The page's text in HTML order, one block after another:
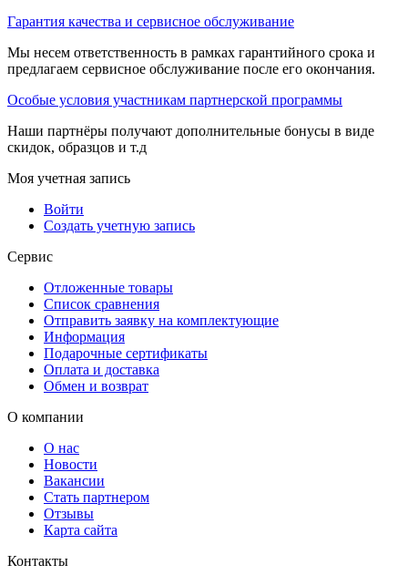
Гарантия качества и сервисное обслуживание
Мы несем ответственность в рамках гарантийного срока и
предлагаем сервисное обслуживание после его окончания.
Особые условия участникам партнерской программы
Наши партнёры получают дополнительные бонусы в виде
скидок, образцов и т.д
Моя учетная запись
Войти
Создать учетную запись
Сервис
Отложенные товары
Список сравнения
Отправить заявку на комплектующие
Информация
Подарочные сертификаты
Оплата и доставка
Обмен и возврат
О компании
О нас
Новости
Вакансии
Стать партнером
Отзывы
Карта сайта
Контакты